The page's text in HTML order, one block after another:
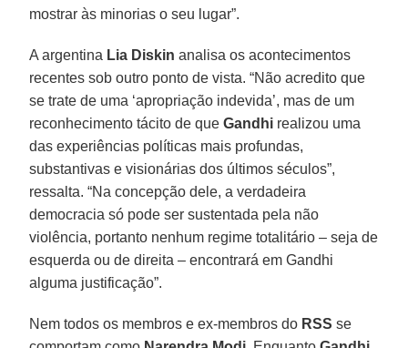
mostrar às minorias o seu lugar”.
A argentina Lia Diskin analisa os acontecimentos
recentes sob outro ponto de vista. “Não acredito que
se trate de uma ‘apropriação indevida’, mas de um
reconhecimento tácito de queGandhi realizou uma
das experiências políticas mais profundas,
substantivas e visionárias dos últimos séculos”,
ressalta. “Na concepção dele, a verdadeira
democracia só pode ser sustentada pela não
violência, portanto nenhum regime totalitário – seja de
esquerda ou de direita – encontrará em Gandhi
alguma justificação”.
Nem todos os membros e ex-membros do RSS se